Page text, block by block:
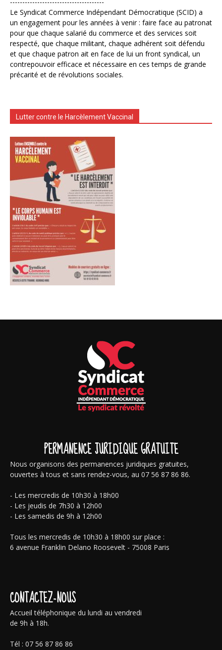
--------------------------------------
Le Syndicat Commerce Indépendant Démocratique (SCID) a
un engagement pour les années à venir : faire face au patronat
pour que chaque salarié du commerce et des services soit
respecté, que chaque militant, chaque adhérent soit défendu
et que chaque patron ait en face de lui un front syndical, un
contrepouvoir efficace et nécessaire en ces temps de grande
précarité et de révolutions sociales.
Lutter contre le Harcèlement Vaccinal
PERMANENCE JURIDIQUE GRATUITE
Nous organisons des permanences juridiques gratuites,
ouvertes à tous et sans rendez-vous, au 07 56 87 86 86.
- Les mercredis de 10h30 à 18h00
- Les jeudis de 7h30 à 12h00
- Les samedis de 9h à 12h00
Tous les mercredis de 10h30 à 18h00 sur place :
6 avenue Franklin Delano Roosevelt - 75008 Paris
CONTACTEZ-NOUS
Accueil téléphonique du lundi au vendredi
de 9h à 18h.
Tél : 07 56 87 86 86